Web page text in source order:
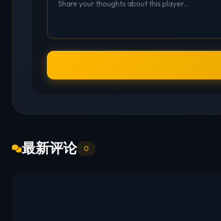
最新评论 0